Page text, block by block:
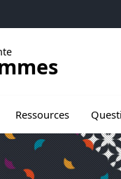
Ressources